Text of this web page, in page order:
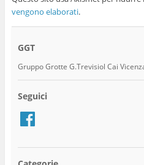
vengono elaborati.
GGT
Gruppo Grotte G.Trevisiol Cai
Seguici
Facebook